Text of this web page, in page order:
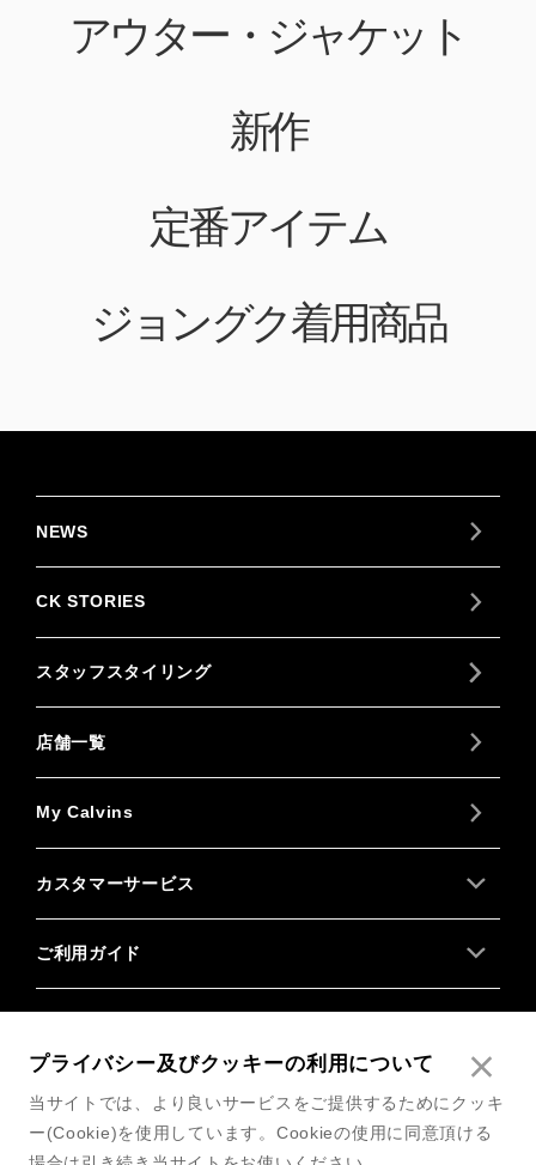
アウター・ジャケット
新作
定番アイテム
ジョングク着用商品
NEWS
CK STORIES
スタッフスタイリング
店舗一覧
My Calvins
カスタマーサービス
ご利用ガイド
Follow us
プライバシー及びクッキーの利用について
当サイトでは、より良いサービスをご提供するためにクッキ
ー(Cookie)を使用しています。Cookieの使用に同意頂ける